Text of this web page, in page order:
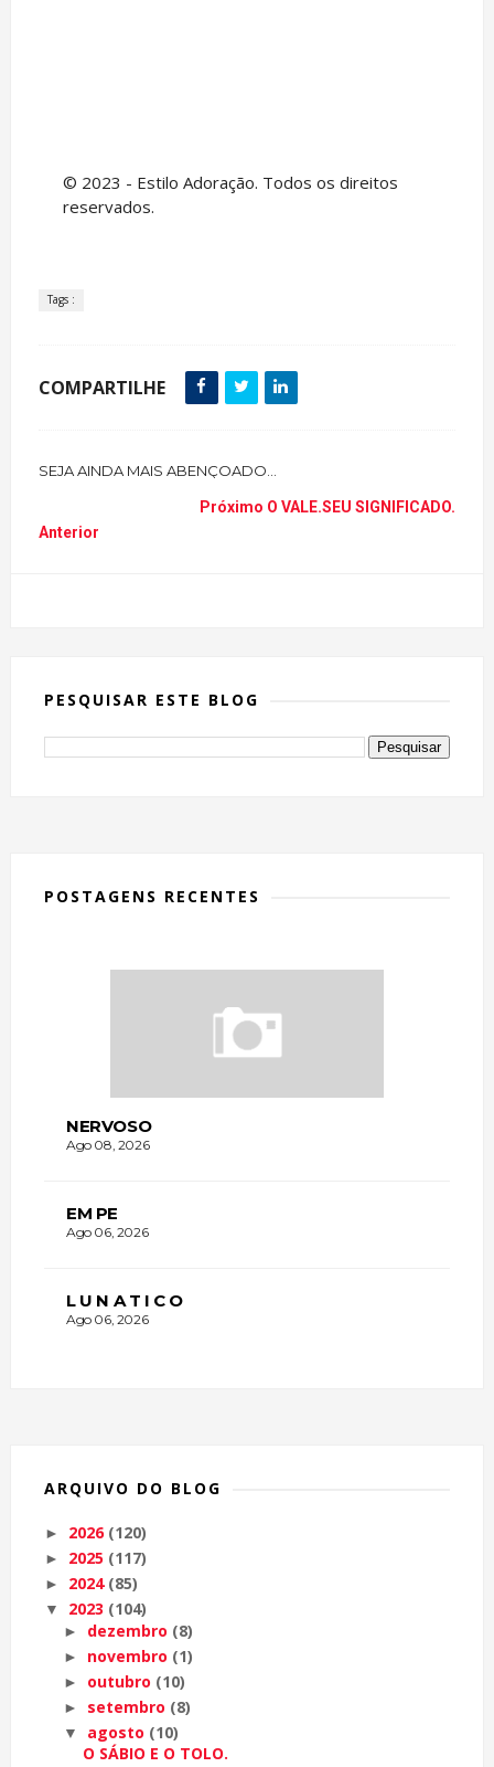
© 2023 - Estilo Adoração. Todos os direitos
reservados.
Tags :
COMPARTILHE
SEJA AINDA MAIS ABENÇOADO...
Próximo O VALE.SEU SIGNIFICADO.
Anterior
PESQUISAR ESTE BLOG
POSTAGENS RECENTES
NERVOSO
Ago 08, 2026
EM PE
Ago 06, 2026
L U N A T I C O
Ago 06, 2026
ARQUIVO DO BLOG
► 2026 (120)
► 2025 (117)
► 2024 (85)
▼ 2023 (104)
► dezembro (8)
► novembro (1)
► outubro (10)
► setembro (8)
▼ agosto (10)
O SÁBIO E O TOLO.